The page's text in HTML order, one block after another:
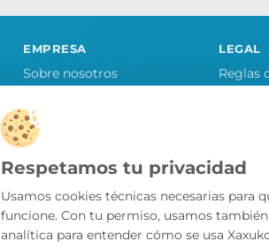
EMPRESA
Sobre nosotros
Contacto
LEGAL
Reglas
Respetamos tu privacidad
Usamos cookies técnicas necesarias para
funcione. Con tu permiso, usamos
analítica para entender cómo se usa